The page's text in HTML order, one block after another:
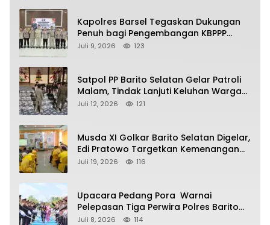
Kapolres Barsel Tegaskan Dukungan
Penuh bagi Pengembangan KBPPP
Kalimantan Tengah
Juli 9, 2026 123
Satpol PP Barito Selatan Gelar Patroli
Malam, Tindak Lanjuti Keluhan Warga
soal Balap Liar dan Remaja Nongkrong
Juli 12, 2026 121
Musda XI Golkar Barito Selatan Digelar,
Edi Pratowo Targetkan Kemenangan
Partai pada Pemilu Mendatang
Juli 19, 2026 116
Upacara Pedang Pora Warnai
Pelepasan Tiga Perwira Polres Barito
Selatan Masuki Masa Pensiun
Juli 8, 2026 114